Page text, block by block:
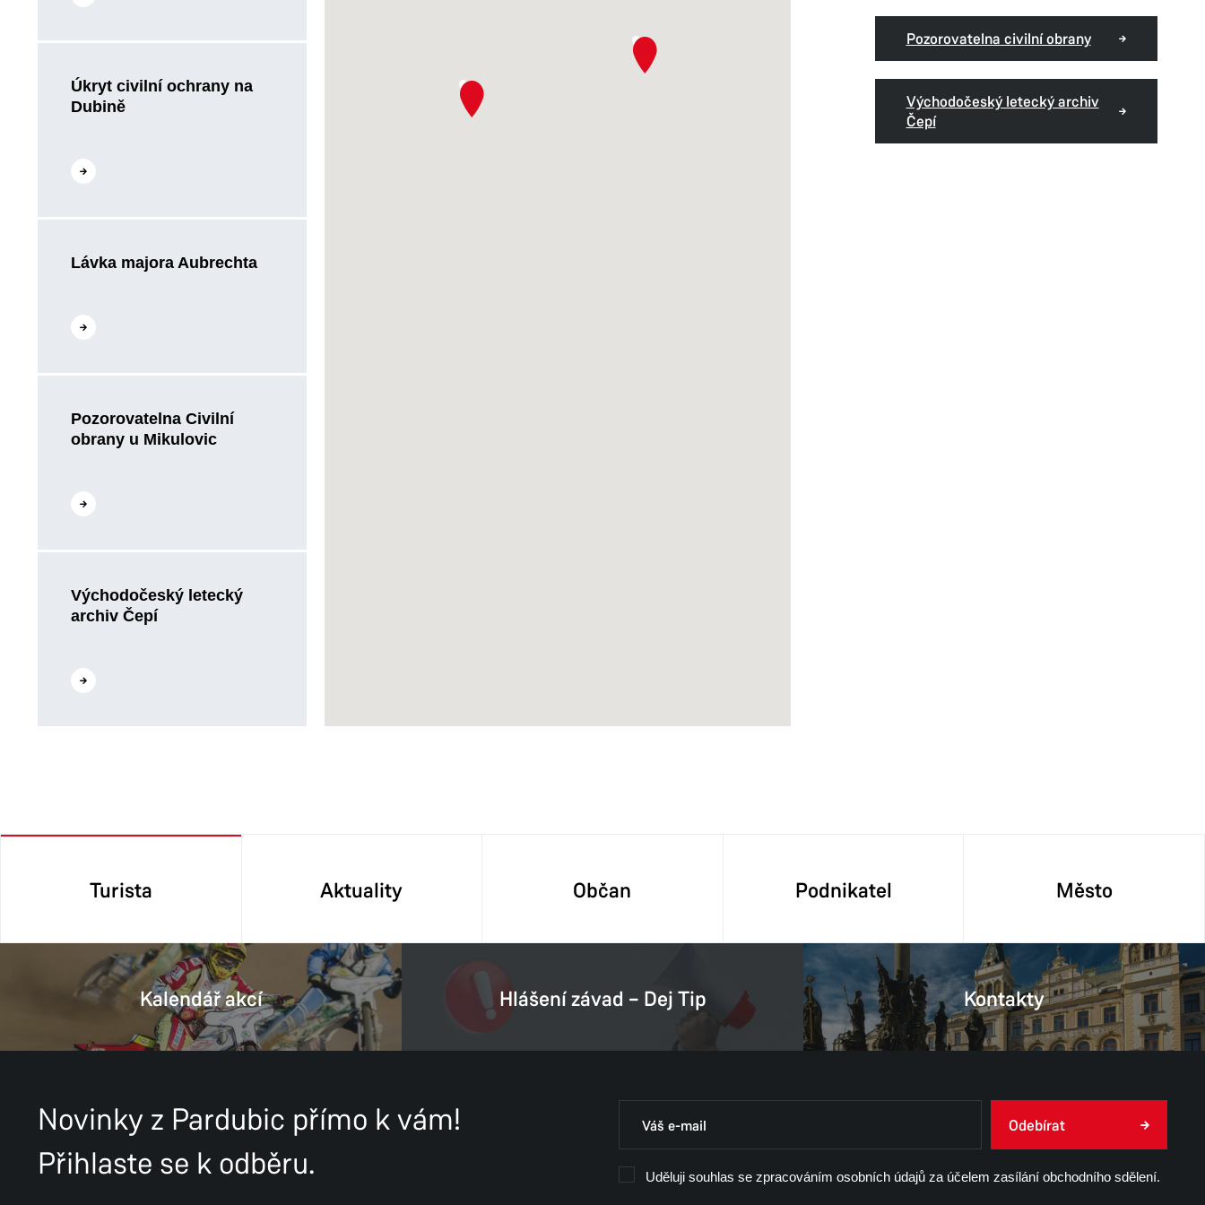
Úkryt civilní ochrany na
Dubině
Přejít na web
Lávka majora Aubrechta
Přejít na web
Pozorovatelna Civilní
obrany u Mikulovic
Přejít na web
Východočeský letecký
archiv Čepí
Přejít na web
Pozorovatelna civilní obrany
Východočeský letecký archiv
Čepí
Turista Aktuality Občan Podnikatel Město
Kalendář akcí Hlášení závad – Dej Tip Kontakty
Novinky z Pardubic přímo k vám!
Přihlaste se k odběru.
Odebírat
Uděluji souhlas se zpracováním osobních údajů za účelem zasílání obchodního sdělení.